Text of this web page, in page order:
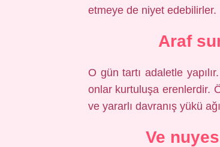
etmeye de niyet edebilirler.
Araf
O gün tartı adaletle
onlar kurtuluşa erenlerdir.
ve yararlı davranış yükü
Ve